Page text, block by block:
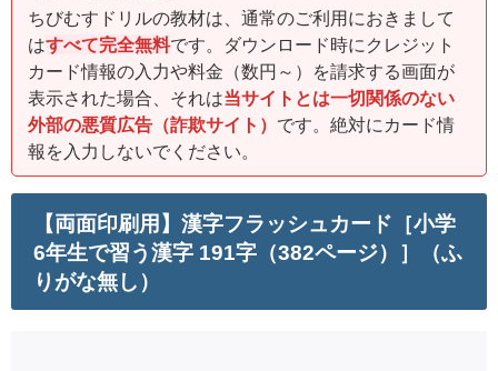
ちびむすドリルの教材は、通常のご利用におきまして
はすべて完全無料です。ダウンロード時にクレジット
カード情報の入力や料金（数円～）を請求する画面が
表示された場合、それは当サイトとは一切関係のない
外部の悪質広告（詐欺サイト） です。絶対にカード情
報を入力しないでください。
【両面印刷用】漢字フラッシュカード［小学
6年生で習う漢字 191字（382ページ）］（ふ
りがな無し）